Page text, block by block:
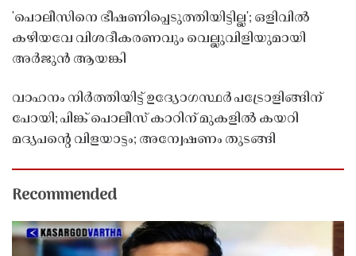
'പൊലീസിനെ ഭീഷണിപ്പെടുത്തിയിട്ടില്ല'; ഒളിവിൽ
കഴിയവേ വിശദീകരണവും വെല്ലുവിളിയുമായി
അർജുൻ ആയങ്കി
വാഹനം നിർത്തിയിട്ട് ഉദ്യോഗസ്ഥർ പട്രോളിങ്ങിന്
പോയി; പിങ്ക് പൊലീസ് കാറിന് മുകളിൽ കയറി
മദ്യപൻ്റെ വിളയാട്ടം; അന്വേഷണം തുടങ്ങി
Recommended